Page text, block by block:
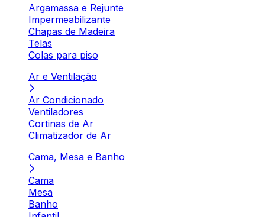
Argamassa e Rejunte
Impermeabilizante
Chapas de Madeira
Telas
Colas para piso
Ar e Ventilação
Ar Condicionado
Ventiladores
Cortinas de Ar
Climatizador de Ar
Cama, Mesa e Banho
Cama
Mesa
Banho